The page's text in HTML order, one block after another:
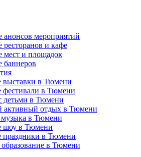
анонсов мероприятий
ресторанов и кафе
мест и площадок
баннеров
выставки в Тюмени
фестивали в Тюмени
детьми в Тюмени
активный отдых в Тюмени
музыка в Тюмени
шоу в Тюмени
праздники в Тюмени
образование в Тюмени